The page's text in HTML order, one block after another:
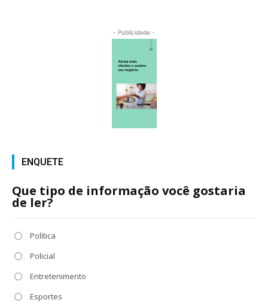
- Publicidade -
ENQUETE
Que tipo de informação você gostaria
de ler?
Política
Policial
Entretenimento
Esportes